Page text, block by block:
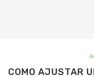
COMO AJUSTAR